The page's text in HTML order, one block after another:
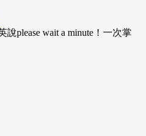
說please wait a minute！一次掌